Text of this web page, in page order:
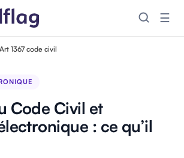
☰
Art 1367 code civil
Code Civil et
: ce qu’il